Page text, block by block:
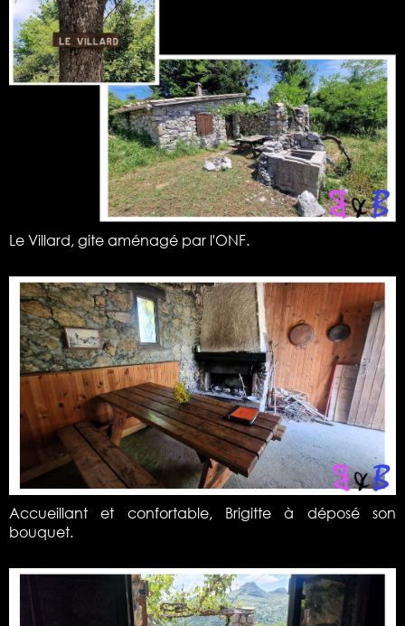
Le Villard, gite aménagé par l'ONF.
Accueillant et confortable, Brigitte à déposé son
bouquet.